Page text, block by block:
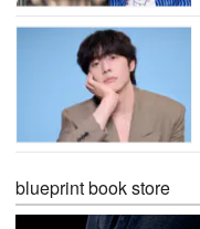
blueprint book store